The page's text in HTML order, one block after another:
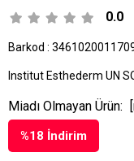
0.0
Barkod :
Institut Esthederm UN
%18 İndirim
Miadı Olmayan Ürün: